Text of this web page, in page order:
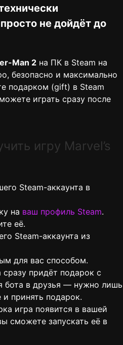
не дойдёт до
Man 2 на ПК в Steam на
безопасно и максимально
подарком (gift) в Steam
играть сразу после
игру Marvel’s
Steam-аккаунта в
на ваш профиль Steam.
её.
Steam-аккаунта из
для вас способом.
придёт подарок с
бота в друзья — нужно лишь
принять подарок.
игра появится в вашей
сможете запускать её в